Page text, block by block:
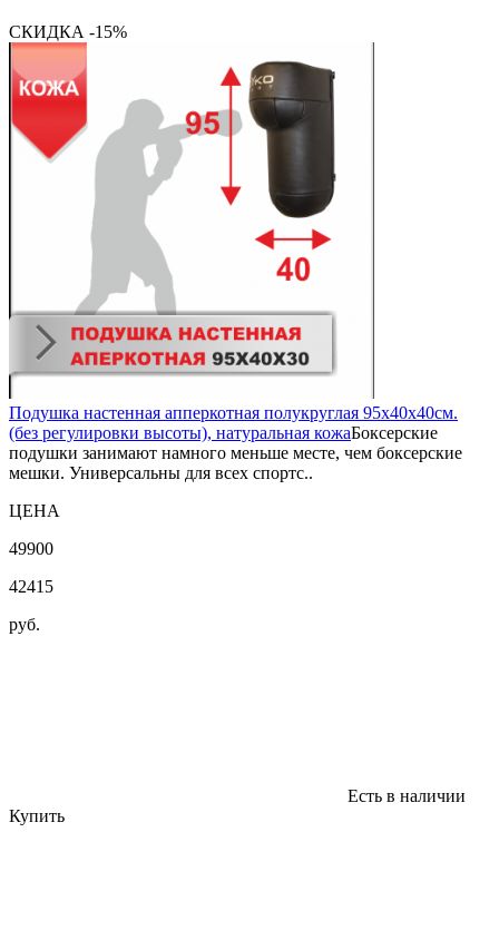
СКИДКА -15%
Подушка настенная апперкотная полукруглая 95х40х40см.
(без регулировки высоты), натуральная кожаБоксерские
подушки занимают намного меньше месте, чем боксерские
мешки. Универсальны для всех спортс..
ЦЕНА
49900
42415
руб.
Есть в наличии
Купить